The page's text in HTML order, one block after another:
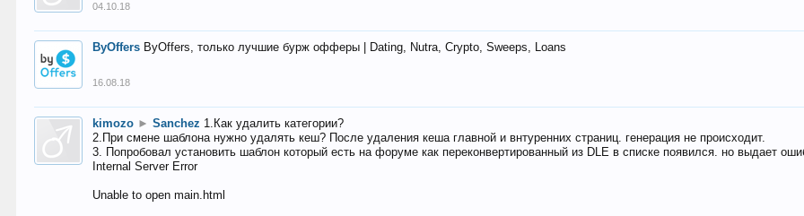
04.10.18
ByOffers ByOffers, только лучшие бурж офферы | Dating, Nutra, Crypto, Sweeps, Loans
16.08.18
kimozo ► Sanchez 1.Как удалить категории?
2.При смене шаблона нужно удалять кеш? После удаления кеша главной и внтуренних страниц. генерация не происходит.
3. Попробовал установить шаблон который есть на форуме как переконвертированный из DLE в списке появился. но выдает
Internal Server Error
Unable to open main.html